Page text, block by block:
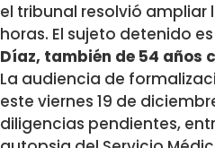
el tribunal resolvió ampliar
horas. El sujeto detenido es
Díaz, también de 54 años
La audiencia de
este viernes 19 de
diligencias pendientes,